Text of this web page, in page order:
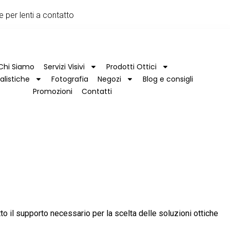
per lenti a contatto
Siamo Servizi Visivi
Prodotti Ottici
Fotografia Negozi
Blog e consigli
Promozioni
Contatti
il supporto necessario per la scelta delle soluzioni ottiche